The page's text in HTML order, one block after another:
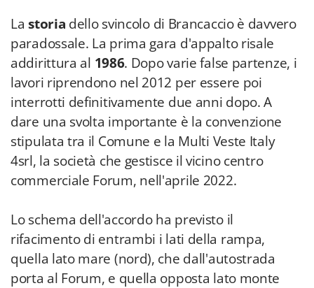
Lastoria dello svincolo di Brancaccio è davvero
paradossale. La prima gara d'appalto risale
addirittura al 1986. Dopo varie false partenze, i
lavori riprendono nel 2012 per essere poi
interrotti definitivamente due anni dopo. A
dare una svolta importante è la convenzione
stipulata tra il Comune e la Multi Veste Italy
4srl, la società che gestisce il vicino centro
commerciale Forum, nell'aprile 2022.
Lo schema dell'accordo ha previsto il
rifacimento di entrambi i lati della rampa,
quella lato mare (nord), che dall'autostrada
porta al Forum, e quella opposta lato monte